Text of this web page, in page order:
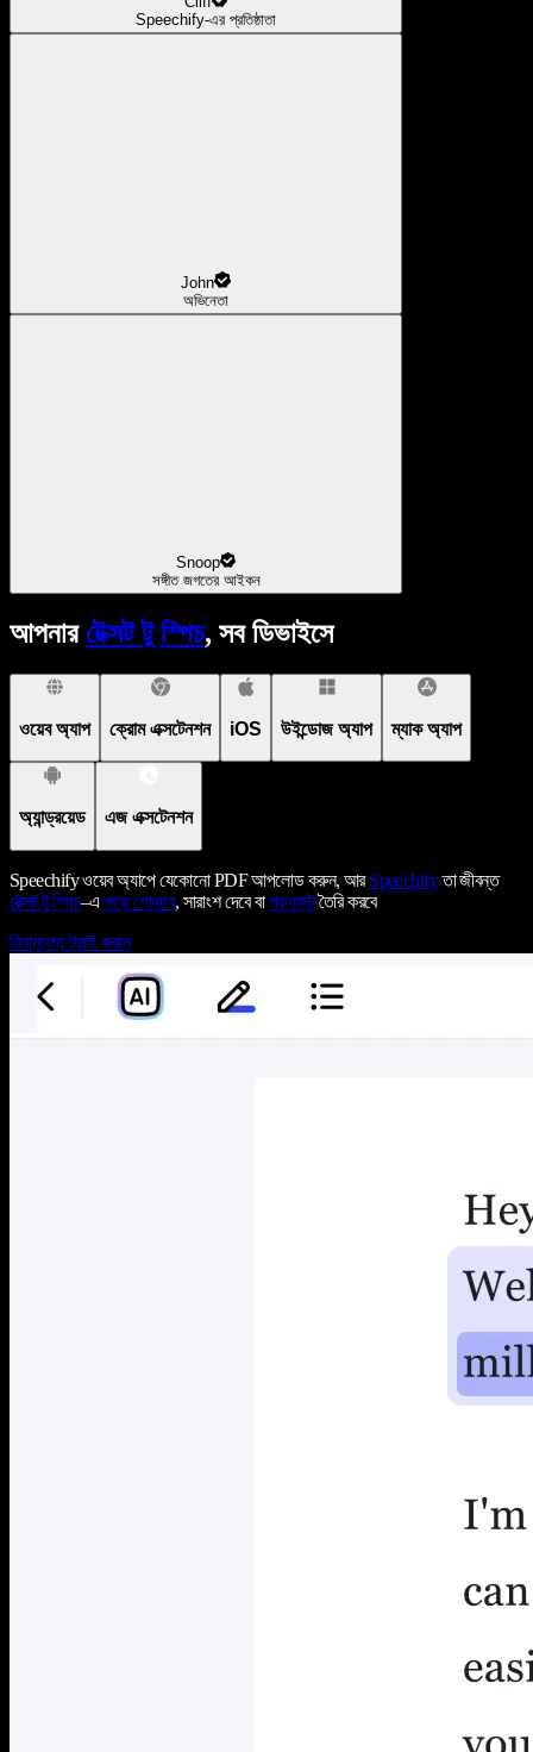
Speechify-এর প্রতিষ্ঠাতা
John
অভিনেতা
Snoop
সঙ্গীত জগতের আইকন
আপনার টেক্সট টু স্পিচ, সব ডিভাইসে
ওয়েব অ্যাপ ক্রোম এক্সটেনশন iOS উইন্ডোজ অ্যাপ ম্যাক অ্যাপ
অ্যান্ড্রয়েড এজ এক্সটেনশন
Speechify ওয়েব অ্যাপে যেকোনো PDF আপলোড করুন, আরSpeechifyতা জীবন্ত
টেক্সট টু স্পিচ–এপড়ে শোনাবে, সারাংশ দেবে বাপডকাস্টতৈরি করবে
বিনামূল্যে ট্রাই করুন